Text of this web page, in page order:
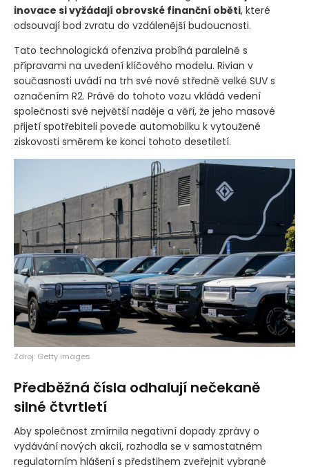
inovace si vyžádají obrovské finanční oběti, které
odsouvají bod zvratu do vzdálenější budoucnosti.
Tato technologická ofenziva probíhá paralelně s
přípravami na uvedení klíčového modelu. Rivian v
současnosti uvádí na trh své nové středně velké SUV s
označením R2. Právě do tohoto vozu vkládá vedení
společnosti své největší naděje a věří, že jeho masové
přijetí spotřebiteli povede automobilku k vytoužené
ziskovosti směrem ke konci tohoto desetiletí.
Zdroj: Getty images
Předběžná čísla odhalují nečekaně
silné čtvrtletí
Aby společnost zmírnila negativní dopady zprávy o
vydávání nových akcií, rozhodla se v samostatném
regulatorním hlášení s předstihem zveřejnit vybrané